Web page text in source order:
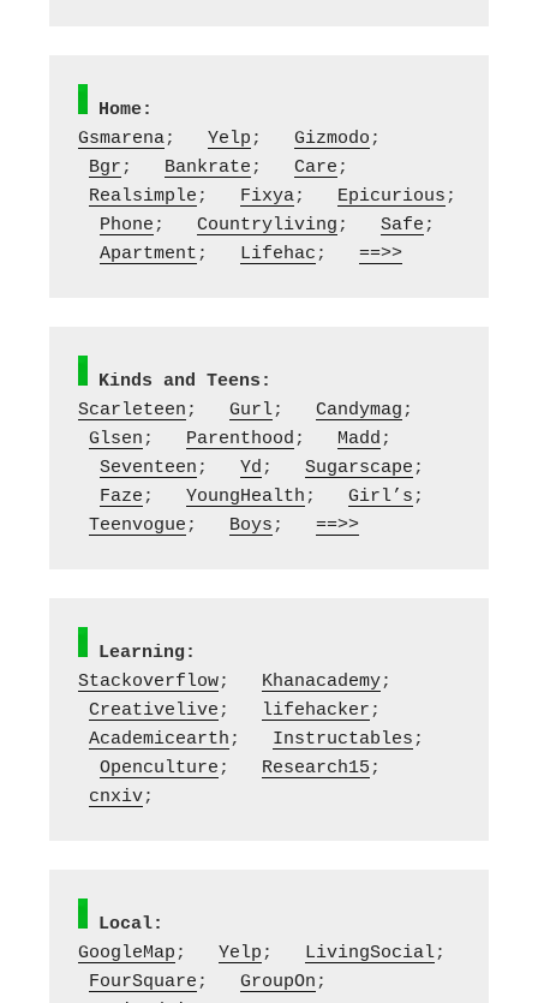
Home:
Gsmarena; Yelp; Gizmodo;
Bgr; Bankrate; Care;
Realsimple; Fixya; Epicurious;
Phone; Countryliving; Safe;
Apartment; Lifehac; ==>>
Kinds and Teens:
Scarleteen; Gurl; Candymag;
Glsen; Parenthood; Madd;
Seventeen; Yd; Sugarscape;
Faze; YoungHealth; Girl’s;
Teenvogue; Boys; ==>>
Learning:
Stackoverflow; Khanacademy;
Creativelive; lifehacker;
Academicearth; Instructables;
Openculture; Research15;
cnxiv;
Local:
GoogleMap; Yelp; LivingSocial;
FourSquare; GroupOn;